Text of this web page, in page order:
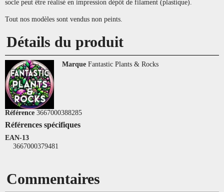
socle peut être réalisé en impression dépôt de filament (plastique).
Tout nos modèles sont vendus non peints.
Détails du produit
Marque Fantastic Plants & Rocks
Référence 3667000388285
Références spécifiques
EAN-13
3667000379481
Commentaires